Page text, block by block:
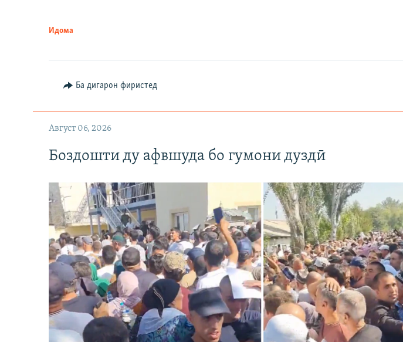
Идома
Ба дигарон фиристед
Август 06, 2026
Боздошти ду афвшуда бо гумони дуздӣ